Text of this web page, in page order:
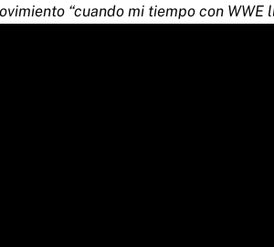
“cuando mi tiempo con WWE